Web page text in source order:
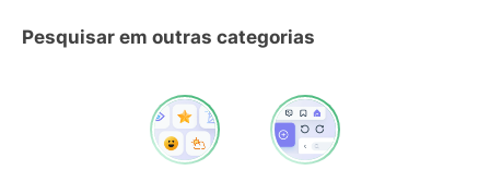
Pesquisar em outras categorias